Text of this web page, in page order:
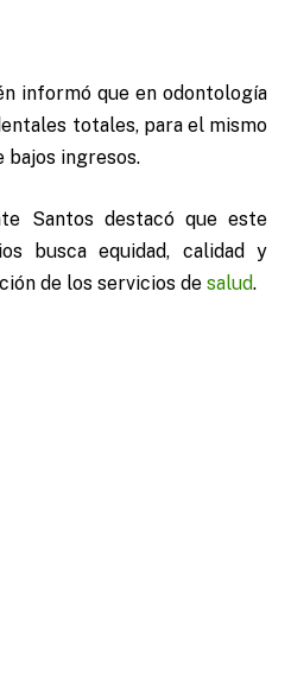
informó que en odontología
totales, para el mismo
bajos ingresos.
Santos destacó que este
busca equidad, calidad y
de los servicios de salud.